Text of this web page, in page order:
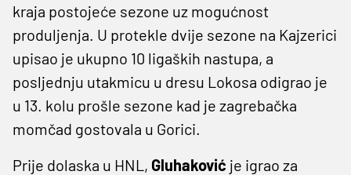
kraja postojeće sezone uz mogućnost
produljenja. U protekle dvije sezone na Kajzerici
upisao je ukupno 10 ligaških nastupa, a
posljednju utakmicu u dresu Lokosa odigrao je
u 13. kolu prošle sezone kad je zagrebačka
momčad gostovala u Gorici.
Prije dolaska u HNL, Gluhaković je igrao za